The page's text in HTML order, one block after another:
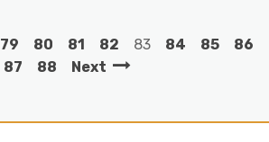
79 80 81 82 83 84 85
86
87
88 Next